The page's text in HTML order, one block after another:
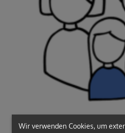
Wir verwenden Cookies, um